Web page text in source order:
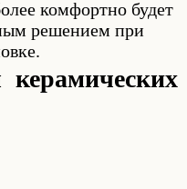
комфортно будет
решением при